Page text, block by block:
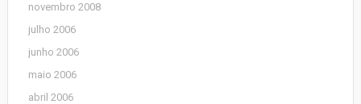
novembro 2008
julho 2006
junho 2006
maio 2006
abril 2006